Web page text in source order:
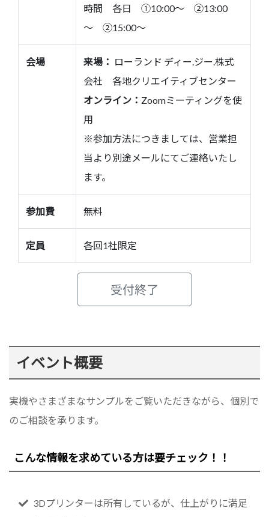
時間 各日 ①10:00～ ②13:00
～ ②15:00～
会場 来場： ローランド ディー.ジー.株式
会社 各地クリエイティブセンター
オンライン： Zoomミーティングを使
用
※参加方法につきましては、営業担
当より別途メールにてご連絡いたし
ます。
参加費 無料
定員 各回1社限定
受付終了
イベント概要
実機やさまざまなサンプルをご覧いただきながら、個別で
のご相談を承ります。
こんな情報を求めている方は要チェック！！
3Dプリンターは所有しているが、仕上がりに満足